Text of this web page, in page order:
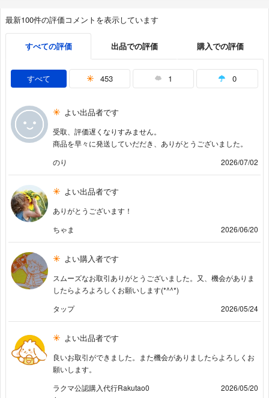
最新100件の評価コメントを表示しています
すべての評価 出品での評価 購入での評価
すべて 453 1 0
よい出品者です
受取、評価遅くなりすみません。
商品を早々に発送していだだき、ありがとうございました。
のり
2026/07/02
よい出品者です
ありがとうございます！
ちゃま
2026/06/20
よい購入者です
スムーズなお取引ありがとうございました。又、機会がありま
したらよろよろしくお願いします(*^^*)
タップ
2026/05/24
よい出品者です
良いお取引ができました。また機会がありましたらよろしくお
願いします。
ラクマ公認購入代行Rakutao0
2026/05/20